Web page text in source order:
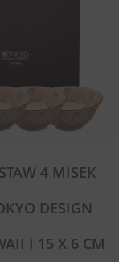
4 MISEK
DESIGN
I 15 X 6 CM